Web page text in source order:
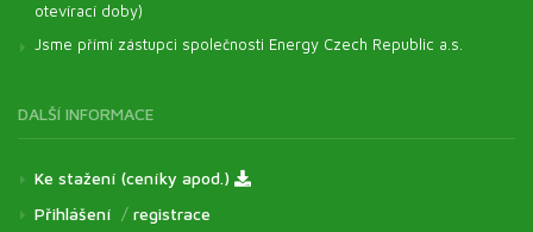
otevírací doby)
Jsme přímí zástupci společnosti Energy Czech Republic a.s.
DALŠÍ INFORMACE
Ke stažení (ceníky apod.)
Přihlášení / registrace